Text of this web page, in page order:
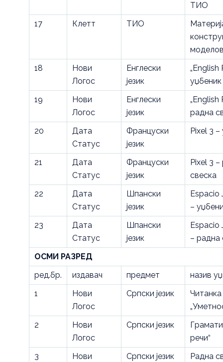
ТИО
17
Клетт ТИО
18
Нови
Логос
Енглески
језик
„English
уџбеник
19
Нови
Логос
Енглески
језик
„English
радна
20
Дата
Статус
Француски
језик
Pixel 3
21
Дата
Статус
Француски
језик
Pixel 3
свеска
22
Дата
Статус
Шпански
језик
Espacio
–
23
Дата
Статус
Шпански
језик
Espacio
– радна
ОСМИ РАЗРЕД
ред.бр.
издавач предмет
назив
1
Нови
Логос
Српски језик
Читанка
2
Нови
Логос
Српски језик
речи“
3
Нови
Српски језик
Радна